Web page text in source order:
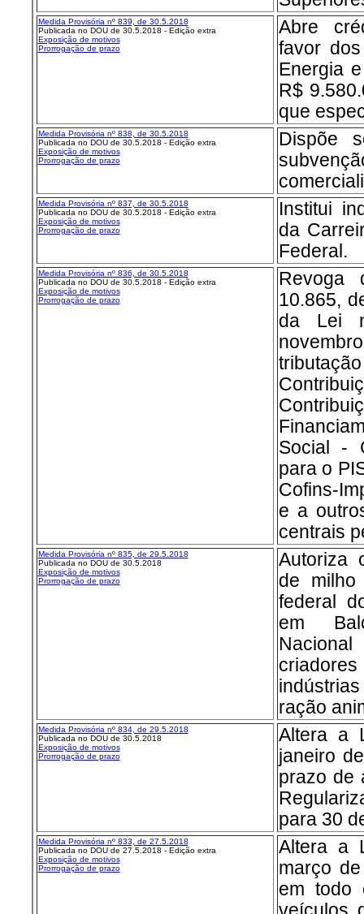
Medida Provisória nº 839, de 30.5.2018
Publicada no DOU de 30.5.2018 - Edição extra
Exposição de motivos
Prorrogação de prazo
Abre
favor
Energia
R$
que
Medida Provisória nº 838, de 30.5.2018
Publicada no DOU de 30.5.2018 - Edição extra
Exposição de motivos
Prorrogação de prazo
Dispõe
Medida Provisória nº 837, de 30.5.2018
Publicada no DOU de 30.5.2018 - Edição extra
Exposição de motivos
Prorrogação de prazo
Institui
da
Federal.
Medida Provisória nº 836, de 30.5.2018
Publicada no DOU de 30.5.2018 - Edição extra
Exposição de motivos
Prorrogação de prazo
Revoga
10.865,
da Lei
Social -
para o
Cofins-
e a
centrais
Medida Provisória nº 835, de 29.5.2018
Publicada no DOU de 30.5.2018
Exposição de motivos
Prorrogação de prazo
Autoriza
de
federal
em
ração
Medida Provisória nº 834, de 29.5.2018
Publicada no DOU de 30.5.2018
Exposição de motivos
Prorrogação de prazo
Altera a
janeiro
prazo de
para 30
Medida Provisória nº 833, de 27.5.2018
Publicada no DOU de 27.5.2018 - Edição extra
Exposição de motivos
Prorrogação de prazo
Altera a
março
em todo